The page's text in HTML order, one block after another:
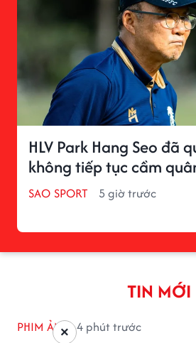
HLV Park Hang Seo đã
không tiếp tục cầm
SAO SPORT 5 giờ trước
TIN MỚI
PHIM ẢNH 4 phút trước
×